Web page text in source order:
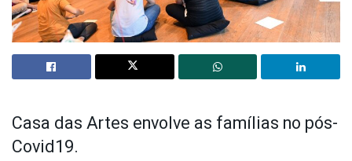
Casa das Artes envolve as famílias no pós-
Covid19.